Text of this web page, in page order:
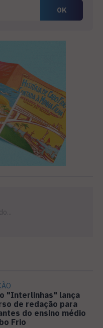
"Interlinhas" lança
de redação para
do ensino médio
Frio